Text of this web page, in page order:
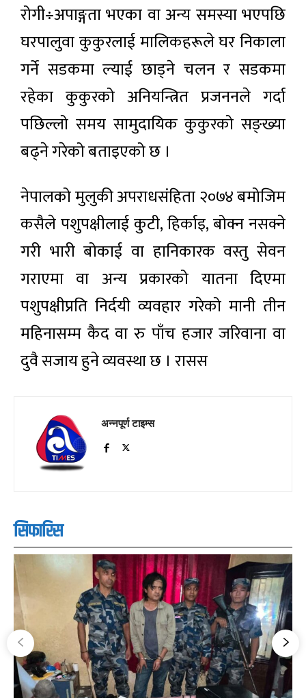
रोगी÷अपाङ्गता भएका वा अन्य समस्या भएपछि
घरपालुवा कुकुरलाई मालिकहरूले घर निकाला
गर्ने सडकमा ल्याई छाड्ने चलन र सडकमा
रहेका कुकुरको अनियन्त्रित प्रजननले गर्दा
पछिल्लो समय सामुदायिक कुकुरको सङ्ख्या
बढ्ने गरेको बताइएको छ ।
नेपालको मुलुकी अपराधसंहिता २०७४ बमोजिम
कसैले पशुपक्षीलाई कुटी, हिर्काइ, बोक्न नसक्ने
गरी भारी बोकाई वा हानिकारक वस्तु सेवन
गराएमा वा अन्य प्रकारको यातना दिएमा
पशुपक्षीप्रति निर्दयी व्यवहार गरेको मानी तीन
महिनासम्म कैद वा रु पाँच हजार जरिवाना वा
दुवै सजाय हुने व्यवस्था छ । रासस
अन्नपूर्ण टाइम्स
सिफारिस